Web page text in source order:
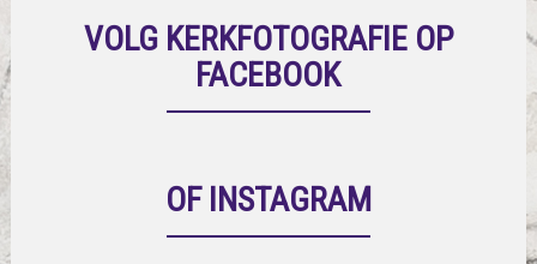
VOLG KERKFOTOGRAFIE OP
FACEBOOK
OF INSTAGRAM